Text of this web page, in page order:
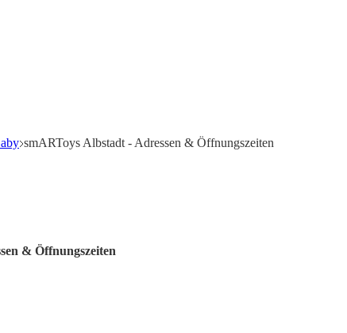
smARToys Albstadt - Adressen & Öffnungszeiten
& Öffnungszeiten